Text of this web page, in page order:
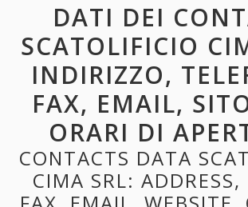
DATI DEI
SCATOLIFICIO
INDIRIZZO,
FAX, EMAIL,
ORARI DI
CONTACTS DATA
CIMA SRL: ADDRESS,